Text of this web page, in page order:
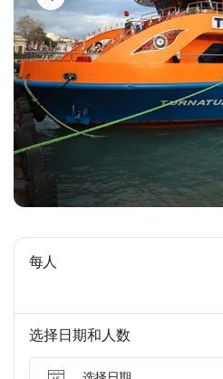
每人
选择日期和人数